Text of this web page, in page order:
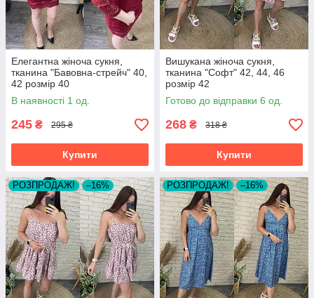
Елегантна жіноча сукня,
тканина "Бавовна-стрейч" 40,
42 розмір 40
В наявності 1 од.
245 ₴ 295 ₴
Купити
Вишукана жіноча сукня,
тканина "Софт" 42, 44, 46
розмір 42
Готово до відправки 6 од.
268 ₴ 318 ₴
Купити
РОЗПРОДАЖ! –16% РОЗПРОДАЖ! –16%